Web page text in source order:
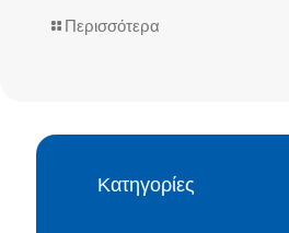
Περισσότερα
Κατηγορίες